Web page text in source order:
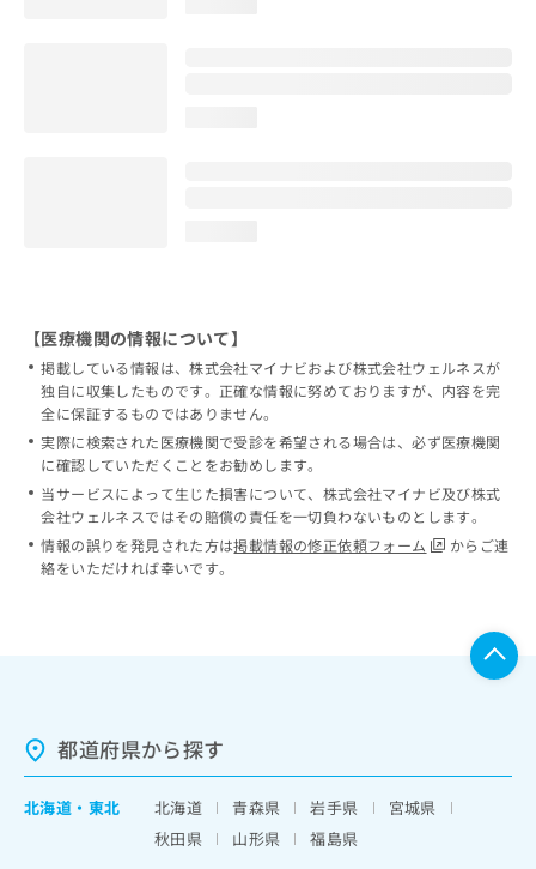
【医療機関の情報について】
掲載している情報は、株式会社マイナビおよび株式会社ウェルネスが
独自に収集したものです。正確な情報に努めておりますが、内容を完
全に保証するものではありません。
実際に検索された医療機関で受診を希望される場合は、必ず医療機関
に確認していただくことをお勧めします。
当サービスによって生じた損害について、株式会社マイナビ及び株式
会社ウェルネスではその賠償の責任を一切負わないものとします。
情報の誤りを発見された方は掲載情報の修正依頼フォーム
からご連
絡をいただければ幸いです。
都道府県から探す
北海道 ・ 東北 北海道 青森県 岩手県
宮城県
秋田県
山形県
福島県